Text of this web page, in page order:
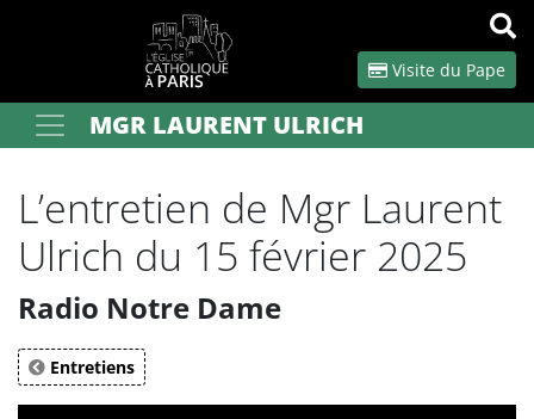
Visite du Pape
Votre rechercheMGR LAURENT ULRICH
L’entretien de Mgr Laurent
Ulrich du 15 février 2025
Radio Notre Dame
Entretiens
Panneau de gestion des cookies